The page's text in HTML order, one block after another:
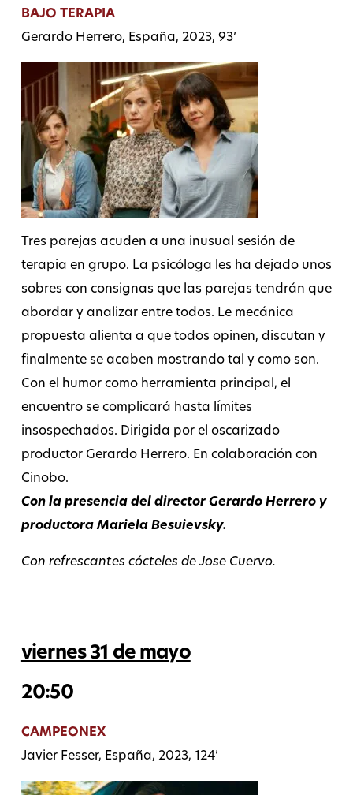
BAJO TERAPIA
Gerardo Herrero, España, 2023, 93’
Tres parejas acuden a una inusual sesión de
terapia en grupo. La psicóloga les ha dejado unos
sobres con consignas que las parejas tendrán que
abordar y analizar entre todos. Le mecánica
propuesta alienta a que todos opinen, discutan y
finalmente se acaben mostrando tal y como son.
Con el humor como herramienta principal, el
encuentro se complicará hasta límites
insospechados. Dirigida por el oscarizado
productor Gerardo Herrero. En colaboración con
Cinobo.
Con la presencia del director Gerardo Herrero y
productora Mariela Besuievsky.
Con refrescantes cócteles de Jose Cuervo.
viernes 31 de mayo
20:50
CAMPEONEX
Javier Fesser, España, 2023, 124’